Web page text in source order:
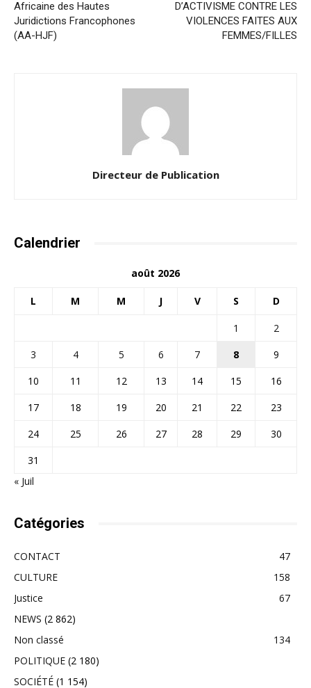
Africaine des Hautes
Juridictions Francophones
(AA-HJF)
D’ACTIVISME CONTRE LES
VIOLENCES FAITES AUX
FEMMES/FILLES
Directeur de Publication
Calendrier
août 2026
L M M J V S D
1
2
3
4 5 6 7 8
9
10
11 12 13 14 15
16
17
18 19 20 21 22
23
24
25 26 27 28 29
30
31
« Juil
Catégories
CONTACT
47
CULTURE
158
Justice
67
NEWS (2 862)
Non classé
134
POLITIQUE (2 180)
SOCIÉTÉ (1 154)